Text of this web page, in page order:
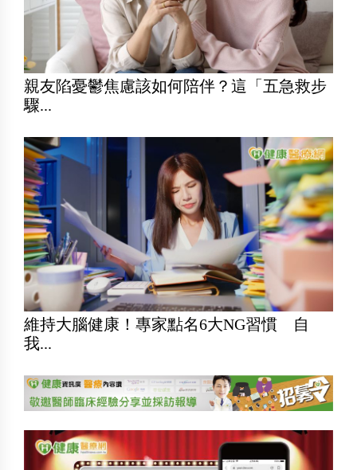
親友陷憂鬱焦慮該如何陪伴？這「五急救步
驟...
維持大腦健康！專家點名6大NG習慣 自
我...